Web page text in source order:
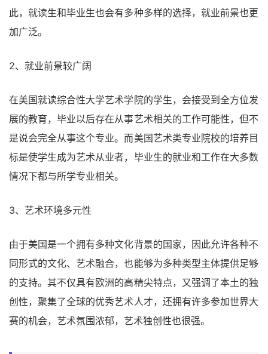
此，就读生和毕业生也会有多种多样的选择，就业前景也更
加广泛。
2、就业前景较广阔
在美国就读综合性大学艺术学院的学生，会接受到全方位发
展的教育，毕业以后存在从事艺术相关的工作可能性，但不
是说会完全从事这个专业。而美国艺术类专业院校的培养目
标是使学生成为艺术从业者，毕业生的就业和工作在大多数
情况下都与所学专业相关。
3、艺术环境多元性
由于美国是一个拥有多种文化背景的国家，因此允许各种不
同形式的文化、艺术融合，也能够为多种类型主体提供足够
的支持。其不仅具有欧洲的高精尖特点，又强调了本土的独
创性，聚集了全球的优秀艺术人才，还拥有许多参加世界大
赛的机会，艺术氛围浓郁，艺术独创性也很强。